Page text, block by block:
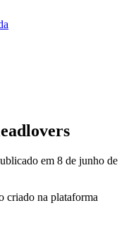
em 8 de junho de
criado na plataforma